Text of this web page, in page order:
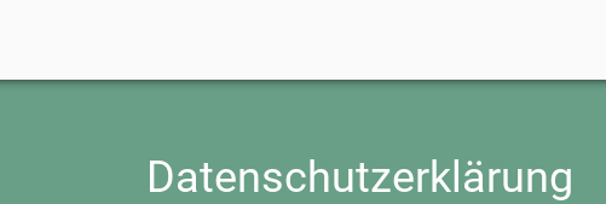
Datenschutzerklärung